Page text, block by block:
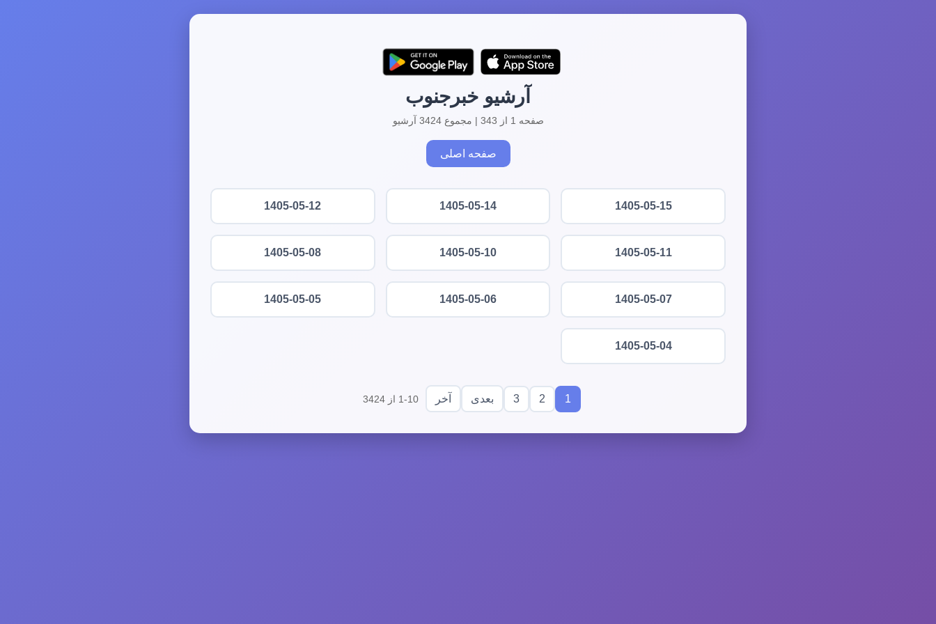
آرشیو خبرجنوب
صفحه 1 از 343 | مجموع 3424 آرشیو
صفحه اصلی
1405-05-15
1405-05-14
1405-05-12
1405-05-11
1405-05-10
1405-05-08
1405-05-07
1405-05-06
1405-05-05
1405-05-04
1
2
3 بعدی آخر 1-10 از 3424